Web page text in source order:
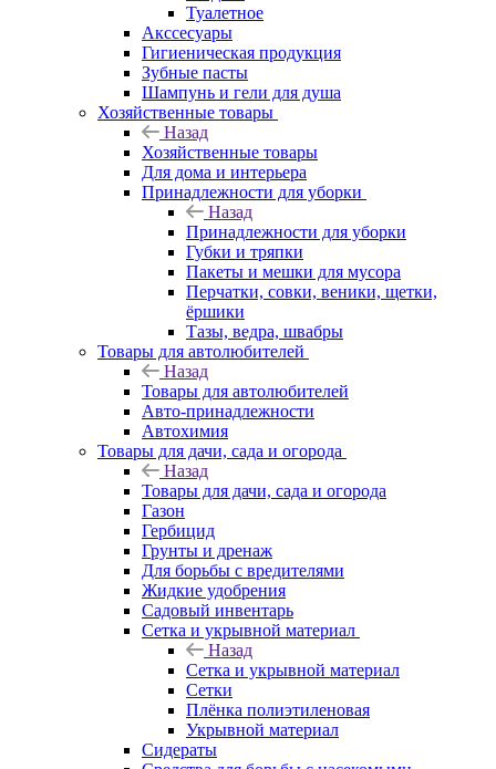
Туалетное
Акссесуары
Гигиеническая продукция
Зубные пасты
Шампунь и гели для душа
Хозяйственные товары
Назад
Хозяйственные товары
Для дома и интерьера
Принадлежности для уборки
Назад
Принадлежности для уборки
Губки и тряпки
Пакеты и мешки для мусора
Перчатки, совки, веники, щетки,
ёршики
Тазы, ведра, швабры
Товары для автолюбителей
Назад
Товары для автолюбителей
Авто-принадлежности
Автохимия
Товары для дачи, сада и огорода
Назад
Товары для дачи, сада и огорода
Газон
Гербицид
Грунты и дренаж
Для борьбы с вредителями
Жидкие удобрения
Садовый инвентарь
Сетка и укрывной материал
Назад
Сетка и укрывной материал
Сетки
Плёнка полиэтиленовая
Укрывной материал
Сидераты